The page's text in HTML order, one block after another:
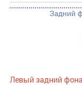
Задний
Левый задний